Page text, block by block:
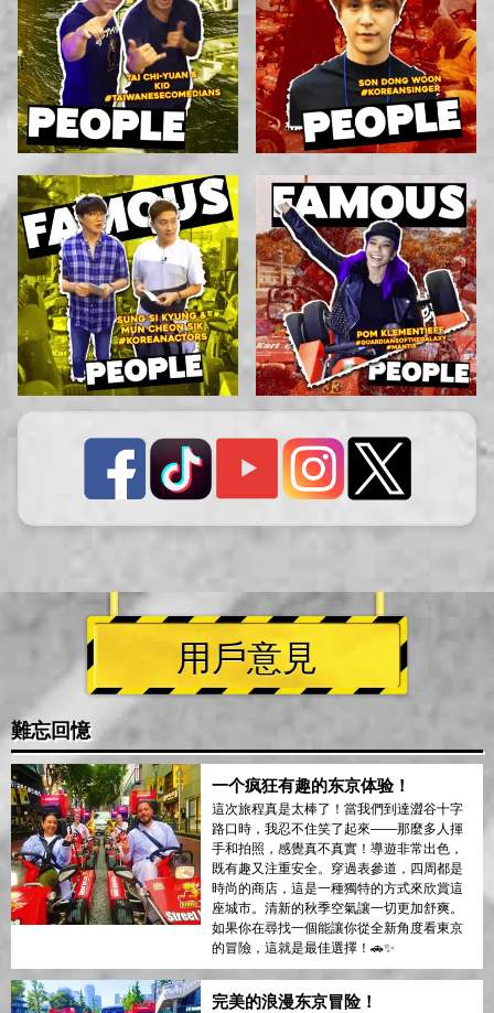
用戶意見
難忘回憶
一个疯狂有趣的东京体验！
這次旅程真是太棒了！當我們到達澀谷十字
路口時，我忍不住笑了起來——那麼多人揮
手和拍照，感覺真不真實！導遊非常出色，
既有趣又注重安全。穿過表參道，四周都是
時尚的商店，這是一種獨特的方式來欣賞這
座城市。清新的秋季空氣讓一切更加舒爽。
如果你在尋找一個能讓你從全新角度看東京
的冒險，這就是最佳選擇！🚗✨
完美的浪漫东京冒险！